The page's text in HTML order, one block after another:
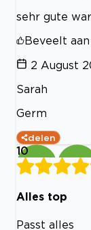
sehr gute
Beveelt aan
2 August
Sarah
Germ
delen
10
Alles top
Passt alles